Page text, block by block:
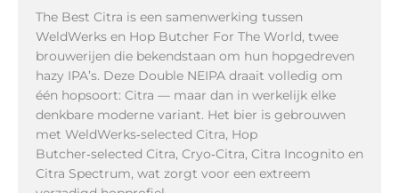
The Best Citra is een samenwerking tussen
WeldWerks en Hop Butcher For The World, twee
brouwerijen die bekendstaan om hun hopgedreven
hazy IPA’s. Deze Double NEIPA draait volledig om
één hopsoort: Citra — maar dan in werkelijk elke
denkbare moderne variant. Het bier is gebrouwen
met WeldWerks‑selected Citra, Hop
Butcher‑selected Citra, Cryo‑Citra, Citra Incognito en
Citra Spectrum, wat zorgt voor een extreem